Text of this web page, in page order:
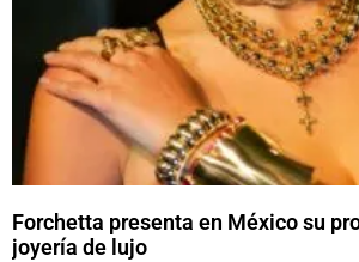
Forchetta presenta en México su
joyería de lujo